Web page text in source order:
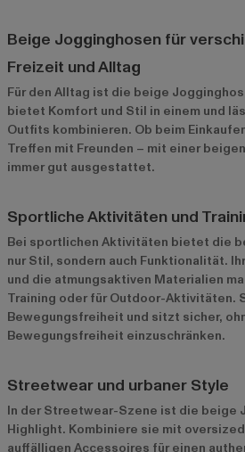
Beige Jogginghosen für
Freizeit und Alltag
Für den Alltag ist die beige
bietet Komfort und Stil in einem und
Outfits kombinieren. Ob beim
Treffen mit Freunden – mit einer
immer gut ausgestattet.
Sportliche Aktivitäten und
Bei sportlichen Aktivitäten bietet die
nur Stil, sondern auch Funktionalität.
und die atmungsaktiven Materialien
Training oder für Outdoor-Aktivitäten.
Bewegungsfreiheit und sitzt sicher,
Bewegungsfreiheit einzuschränken.
Streetwear und urbaner Style
In der Streetwear-Szene ist die beige
Highlight. Kombiniere sie mit
auffälligen Accessoires für einen